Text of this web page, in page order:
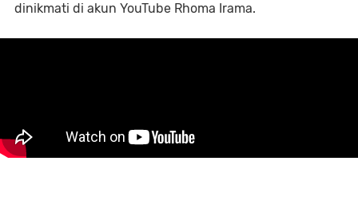
dinikmati di akun YouTube Rhoma Irama.